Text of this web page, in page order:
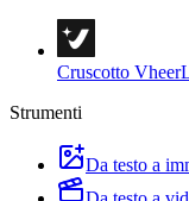
Cruscotto Vheer
Strumenti
Da testo a